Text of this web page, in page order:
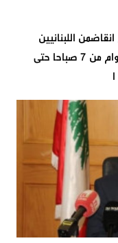
اللبنانيين
فقطعدد ٦اجر يومي ٢٥ دولار اميركي.الدوام من 7 صباحا حتى